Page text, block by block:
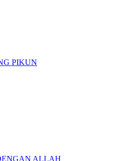
PIKUN
ALLAH